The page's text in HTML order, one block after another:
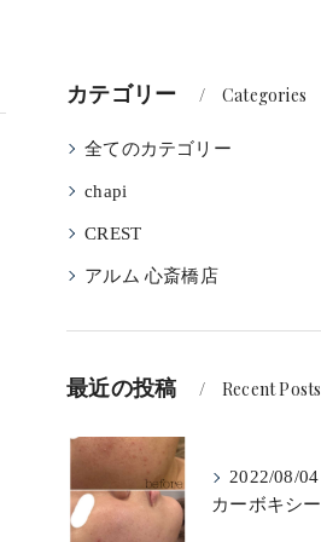
カテゴリー Categories
全てのカテゴリー
chapi
CREST
アルム 心斎橋店
最近の投稿 Recent Posts
2022/08/04
カーボキシー